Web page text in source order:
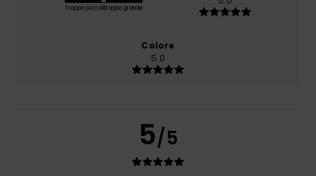
Troppo piccoloTroppo grande
Colore
5.0
5/5